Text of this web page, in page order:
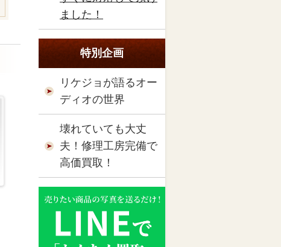
ました！
特別企画
リケジョが語るオー
ディオの世界
壊れていても大丈
夫！修理工房完備で
高価買取！